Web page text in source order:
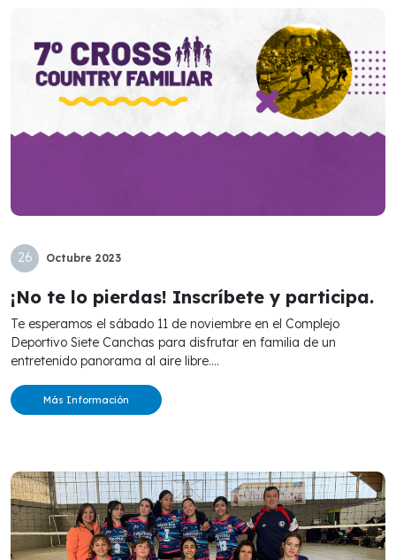
26 Octubre 2023
¡No te lo pierdas! Inscríbete y participa.
Te esperamos el sábado 11 de noviembre en el Complejo
Deportivo Siete Canchas para disfrutar en familia de un
entretenido panorama al aire libre....
Más Información